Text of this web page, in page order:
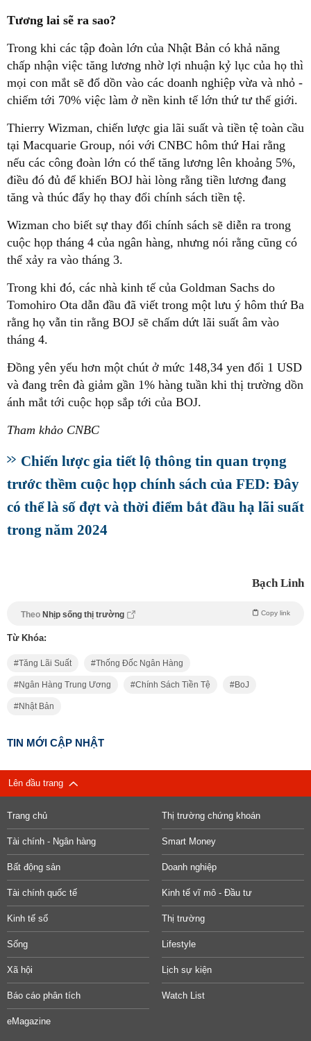
Tương lai sẽ ra sao?
Trong khi các tập đoàn lớn của Nhật Bản có khả năng
chấp nhận việc tăng lương nhờ lợi nhuận kỷ lục của họ thì
mọi con mắt sẽ đổ dồn vào các doanh nghiệp vừa và nhỏ -
chiếm tới 70% việc làm ở nền kinh tế lớn thứ tư thế giới.
Thierry Wizman, chiến lược gia lãi suất và tiền tệ toàn cầu
tại Macquarie Group, nói với CNBC hôm thứ Hai rằng
nếu các công đoàn lớn có thể tăng lương lên khoảng 5%,
điều đó đủ để khiến BOJ hài lòng rằng tiền lương đang
tăng và thúc đẩy họ thay đổi chính sách tiền tệ.
Wizman cho biết sự thay đổi chính sách sẽ diễn ra trong
cuộc họp tháng 4 của ngân hàng, nhưng nói rằng cũng có
thể xảy ra vào tháng 3.
Trong khi đó, các nhà kinh tế của Goldman Sachs do
Tomohiro Ota dẫn đầu đã viết trong một lưu ý hôm thứ Ba
rằng họ vẫn tin rằng BOJ sẽ chấm dứt lãi suất âm vào
tháng 4.
Đồng yên yếu hơn một chút ở mức 148,34 yen đổi 1 USD
và đang trên đà giảm gần 1% hàng tuần khi thị trường dồn
ánh mắt tới cuộc họp sắp tới của BOJ.
Tham khảo CNBC
Chiến lược gia tiết lộ thông tin quan trọng
trước thềm cuộc họp chính sách của FED: Đây
có thể là số đợt và thời điểm bắt đầu hạ lãi suất
trong năm 2024
Bạch Linh
Theo Nhịp sống thị trường Copy link
Từ Khóa:
Tăng Lãi Suất Thống Đốc Ngân Hàng
Ngân Hàng Trung Ương Chính Sách Tiền Tệ BoJ
Nhật Bản
TIN MỚI CẬP NHẬT
Lên đầu trang
Trang chủ Thị trường chứng khoán
Tài chính - Ngân hàng Smart Money
Bất động sản Doanh nghiệp
Tài chính quốc tế Kinh tế vĩ mô - Đầu tư
Kinh tế số Thị trường
Sống Lifestyle
Xã hội Lịch sự kiện
Báo cáo phân tích Watch List
eMagazine